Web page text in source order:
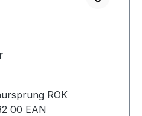
ROK
00 EAN